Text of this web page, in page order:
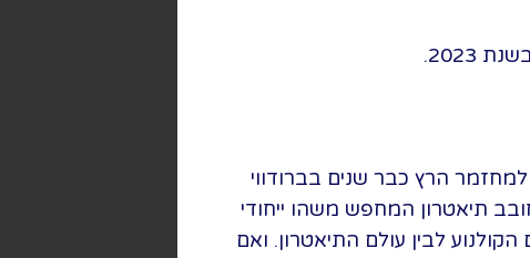
הרץ כבר שנים בברודווי
תיאטרון המחפש משהו ייחודי
לבין עולם התיאטרון. ואם